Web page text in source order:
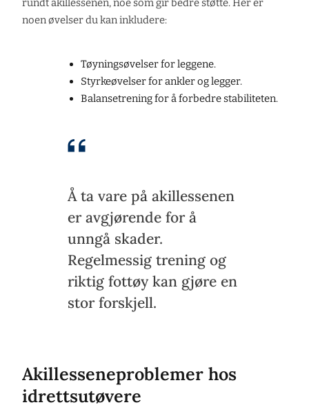
rundt akillessenen, noe som gir bedre støtte. Her er
noen øvelser du kan inkludere:
Tøyningsøvelser for leggene.
Styrkeøvelser for ankler og legger.
Balansetrening for å forbedre stabiliteten.
Å ta vare på akillessenen
er avgjørende for å
unngå skader.
Regelmessig trening og
riktig fottøy kan gjøre en
stor forskjell.
Akillesseneproblemer hos
idrettsutøvere